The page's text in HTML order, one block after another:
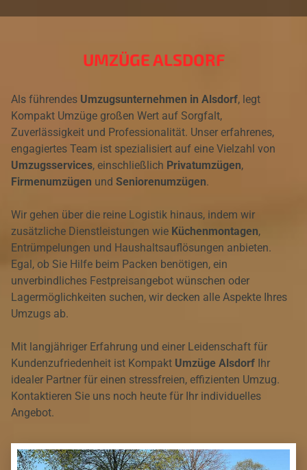
UMZÜGE ALSDORF
Als führendes Umzugsunternehmen in Alsdorf, legt
Kompakt Umzüge großen Wert auf Sorgfalt,
Zuverlässigkeit und Professionalität. Unser erfahrenes,
engagiertes Team ist spezialisiert auf eine Vielzahl von
Umzugsservices, einschließlich Privatumzügen,
Firmenumzügen und Seniorenumzügen.
Wir gehen über die reine Logistik hinaus, indem wir
zusätzliche Dienstleistungen wie Küchenmontagen,
Entrümpelungen und Haushaltsauflösungen anbieten.
Egal, ob Sie Hilfe beim Packen benötigen, ein
unverbindliches Festpreisangebot wünschen oder
Lagermöglichkeiten suchen, wir decken alle Aspekte Ihres
Umzugs ab.
Mit langjähriger Erfahrung und einer Leidenschaft für
Kundenzufriedenheit ist Kompakt Umzüge Alsdorf Ihr
idealer Partner für einen stressfreien, effizienten Umzug.
Kontaktieren Sie uns noch heute für Ihr individuelles
Angebot.